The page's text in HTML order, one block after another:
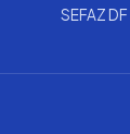
SEFAZ DF